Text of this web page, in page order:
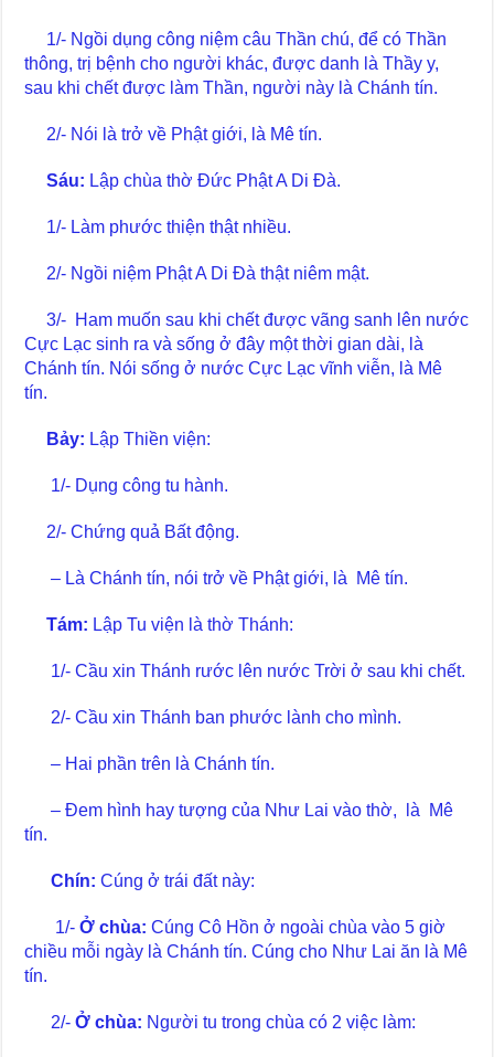
1/- Ngồi dụng công niệm câu Thần chú, để có Thần
thông, trị bệnh cho người khác, được danh là Thầy y,
sau khi chết được làm Thần, người này là Chánh tín.
2/- Nói là trở về Phật giới, là Mê tín.
Sáu: Lập chùa thờ Đức Phật A Di Đà.
1/- Làm phước thiện thật nhiều.
2/- Ngồi niệm Phật A Di Đà thật niêm mật.
3/- Ham muốn sau khi chết được vãng sanh lên nước
Cực Lạc sinh ra và sống ở đây một thời gian dài, là
Chánh tín. Nói sống ở nước Cực Lạc vĩnh viễn, là Mê
tín.
Bảy: Lập Thiền viện:
1/- Dụng công tu hành.
2/- Chứng quả Bất động.
– Là Chánh tín, nói trở về Phật giới, là Mê tín.
Tám: Lập Tu viện là thờ Thánh:
1/- Cầu xin Thánh rước lên nước Trời ở sau khi chết.
2/- Cầu xin Thánh ban phước lành cho mình.
– Hai phần trên là Chánh tín.
– Đem hình hay tượng của Như Lai vào thờ, là Mê
tín.
Chín: Cúng ở trái đất này:
1/-Ở chùa: Cúng Cô Hồn ở ngoài chùa vào 5 giờ
chiều mỗi ngày là Chánh tín. Cúng cho Như Lai ăn là Mê
tín.
2/-Ở chùa: Người tu trong chùa có 2 việc làm: